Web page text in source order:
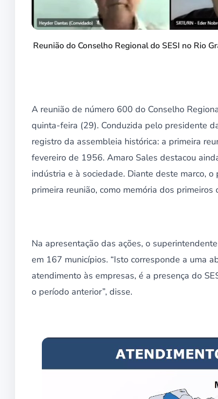
Reunião do Conselho Regional do SESI no Rio
A reunião de número 600 do Conselho
quinta-feira (29). Conduzida pelo presidente
registro da assembleia histórica: a primeira
fevereiro de 1956. Amaro Sales destacou
indústria e à sociedade. Diante deste marco,
primeira reunião, como memória dos
Na apresentação das ações, o
em 167 municípios. “Isto corresponde a uma
atendimento às empresas, é a presença do
o período anterior”, disse.